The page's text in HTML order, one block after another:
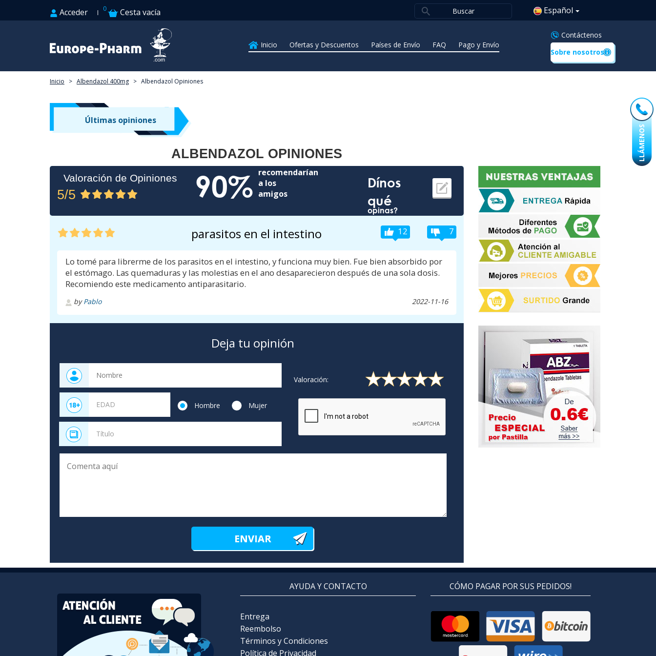
LLÁMENOS
Acceder 0 Cesta vacía Español
Inicio Ofertas y Descuentos Países de Envío FAQ Pago y Envío
Contáctenos
Sobre nosotros
Inicio > Albendazol 400mg > Albendazol Opiniones
Últimas opiniones
ALBENDAZOL OPINIONES
Valoración de Opiniones
5/5 90% recomendarían
a los
amigos
Dínos
qué
opinas?
parasitos en el intestino 12 7
Lo tomé para librerme de los parasitos en el intestino, y funciona muy bien. Fue bien absorbido por
el estómago. Las quemaduras y las molestias en el ano desaparecieron después de una sola dosis.
Recomiendo este medicamento antiparasitario.
byPablo 2022-11-16
Deja tu opinión
Hombre Mujer
Valoración:
AYUDA Y CONTACTO
Entrega
Reembolso
Términos y Condiciones
Política de Privacidad
CÓMO PAGAR POR SUS PEDIDOS!